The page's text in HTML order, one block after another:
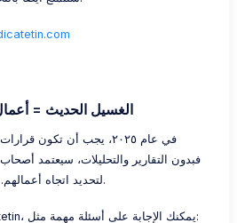
4. الغسيل الحديث =
في عام ٢٠٢٥، يجب أن تكون
فبدون التقارير والتحليلات، سيعتمد
لتحديد اتجاه أعمالهم. وهذا أمر محفوف بالمخاطر.
باستخدام تطبيق مثل Dicatetin، يمكنك الإجابة على أسئلة مهمة مثل: